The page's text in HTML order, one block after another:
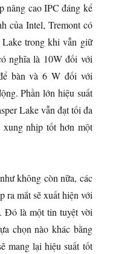
nâng cao IPC đáng kể
của Intel, Tremont có
trong khi vẫn giữ
nghĩa là 10W đối với
bàn và 6 W đối với
Phần lớn hiệu suất
Lake vẫn đạt tối đa
nhịp tốt hơn một
không còn nữa, các
ra mắt sẽ xuất hiện với
Đó là một tin tuyệt vời
chọn nào khác bằng
mang lại hiệu suất tốt